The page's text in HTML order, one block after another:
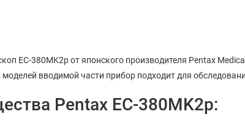
EC-380MK2p от японского производителя Pentax
вводимой части прибор подходит для
Pentax EC-380MK2p: